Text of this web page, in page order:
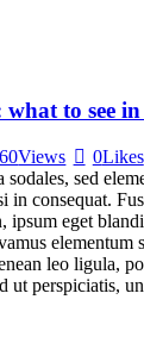
to see
Views 0Likes
sodales, sed
in consequat.
ipsum eget
elementum
leo ligula,
ut perspiciatis,